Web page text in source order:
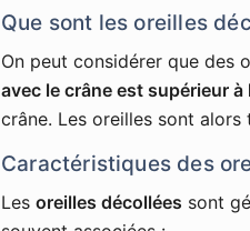
Que sont les oreilles
On peut considérer que des
avec le crâne est supérieur à
crâne. Les oreilles sont
Caractéristiques des
Les oreilles décollées sont